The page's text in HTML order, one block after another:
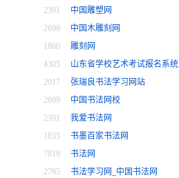
2391
中国雕塑网
2699
中国木雕刻网
1860
雕刻网
4305
山东省学校艺术考试报名系统
2017
张瑞良书法学习网站
2099
中国书法网校
2391
我爱书法网
1835
书墨百家书法网
7819
书法网
2795
书法学习网_中国书法网